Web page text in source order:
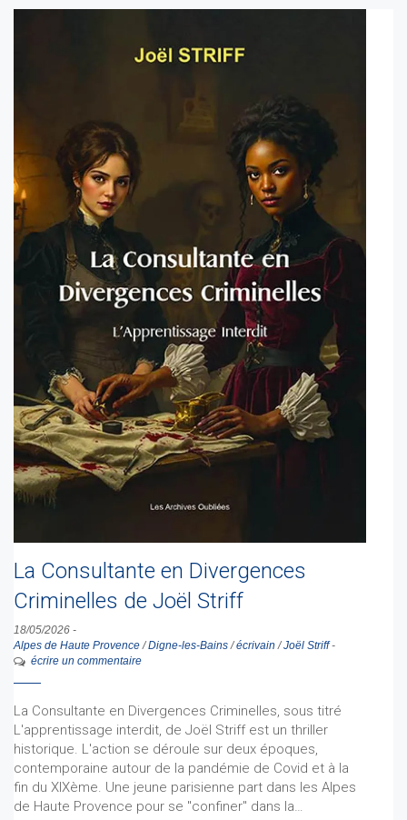
La Consultante en Divergences
Criminelles de Joël Striff
18/05/2026 -
Alpes de Haute Provence/Digne-les-Bains/écrivain /Joël Striff-
écrire un commentaire
La Consultante en Divergences Criminelles, sous titré
L'apprentissage interdit, de Joël Striff est un thriller
historique. L'action se déroule sur deux époques,
contemporaine autour de la pandémie de Covid et à la
fin du XIXème. Une jeune parisienne part dans les Alpes
de Haute Provence pour se "confiner" dans la…